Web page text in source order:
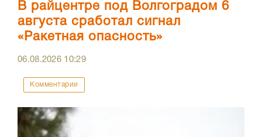
В райцентре под Волгоградом 6
августа сработал сигнал
«Ракетная опасность»
06.08.2026 10:29
Комментарии